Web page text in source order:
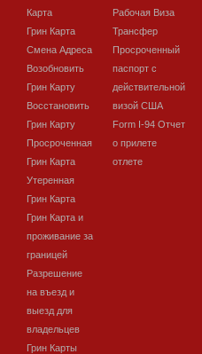
Карта
Грин Карта
Смена Адреса
Возобновить
Грин Карту
Восстановить
Грин Карту
Просроченная
Грин Карта
Утеренная
Грин Карта
Грин Карта и
проживание за
границей
Разрешение
на въезд и
выезд для
владельцев
Грин Карты
Рабочая Виза
Трансфер
Просроченный
паспорт с
действительной
визой США
Form I-94 Отчет
о прилете
отлете